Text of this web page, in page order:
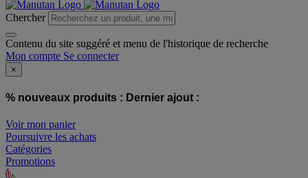
Chercher
Contenu du site suggéré et menu de l'historique de recherche
Mon compte Se connecter
×
% nouveaux produits : Dernier ajout :
Voir mon panier
Poursuivre les achats
Catégories
Promotions